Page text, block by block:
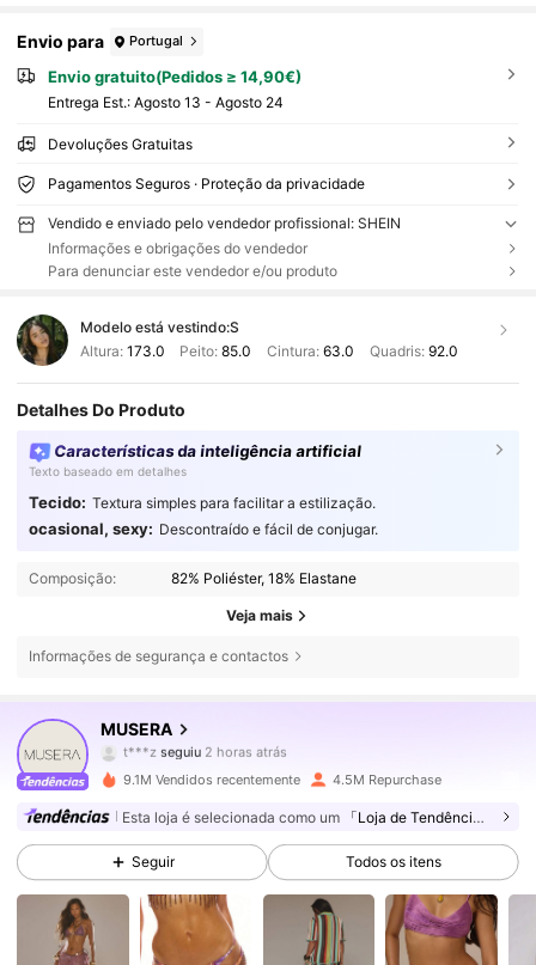
Envio para Portugal
Envio gratuito(Pedidos ≥ 14,90€)
Entrega Est.: Agosto 13 - Agosto 24
Devoluções Gratuitas
Pagamentos Seguros · Proteção da privacidade
Vendido e enviado pelo vendedor profissional: SHEIN
Informações e obrigações do vendedor
Para denunciar este vendedor e/ou produto
Modelo está vestindo:S
Altura: 173.0 Peito:85.0 Cintura: 63.0 Quadris: 92.0
Detalhes Do Produto
Características da inteligência artificial
Texto baseado em detalhes
Tecido: Textura simples para facilitar a estilização.
ocasional, sexy: Descontraído e fácil de conjugar.
Composição: 82% Poliéster, 18% Elastane
Veja mais
Informações de segurança e contactos
MUSERA
t***zseguiu
s***b está a navegar
4,83
4.3M Seguidores
4,83 4.3M Seguidores
4,83 4.3M Seguidores
9.1M Vendidos recentemente 4.5M Repurchase
Esta loja é selecionada como um 「Loja de Tendências」
Seguir Todos os itens